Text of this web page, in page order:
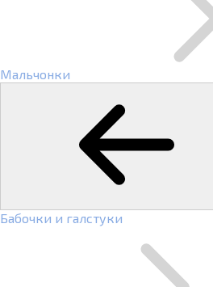
Мальчонки
Бабочки и галстуки